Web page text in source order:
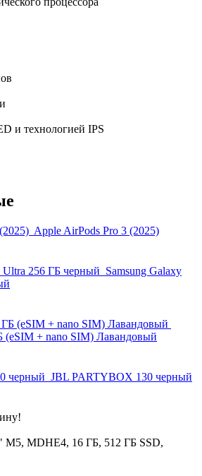
и технологией IPS
Apple AirPods Pro 3 (2025)
Samsung Galaxy
(eSIM + nano SIM) Лавандовый
JBL PARTYBOX 130 черный
M5, MDHE4, 16 ГБ, 512 ГБ SSD,